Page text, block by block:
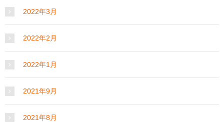
2022年3月
2022年2月
2022年1月
2021年9月
2021年8月